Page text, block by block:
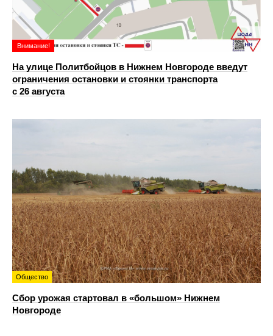
Внимание!
На улице Политбойцов в Нижнем Новгороде введут
ограничения остановки и стоянки транспорта
с 26 августа
Общество
Сбор урожая стартовал в «большом» Нижнем
Новгороде